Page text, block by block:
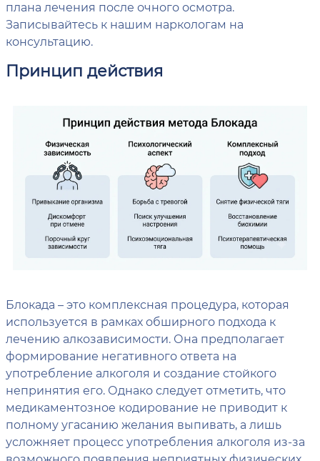
плана лечения после очного осмотра.
Записывайтесь к нашим наркологам на
консультацию.
Принцип действия
Блокада – это комплексная процедура, которая
используется в рамках обширного подхода к
лечению алкозависимости. Она предполагает
формирование негативного ответа на
употребление алкоголя и создание стойкого
непринятия его. Однако следует отметить, что
медикаментозное кодирование не приводит к
полному угасанию желания выпивать, а лишь
усложняет процесс употребления алкоголя из-за